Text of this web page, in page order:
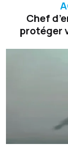
Chef
protéger